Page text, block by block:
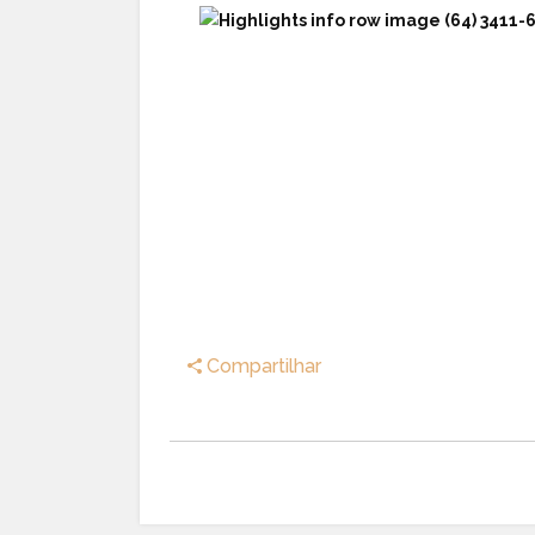
(64) 3411-
Compartilhar